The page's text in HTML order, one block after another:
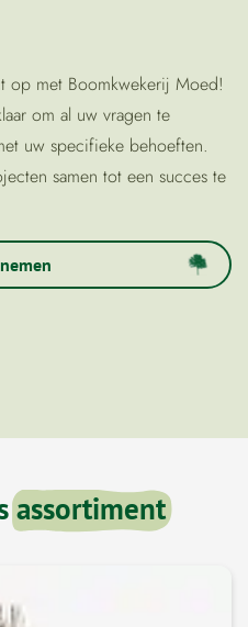
op met Boomkwekerij Moed!
om al uw vragen te
uw specifieke behoeften.
samen tot een succes te
assortiment